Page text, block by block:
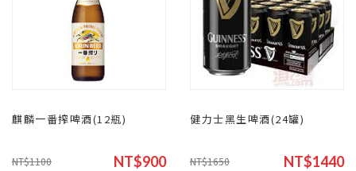
麒麟一番搾啤酒(12瓶)
NT$1100 NT$900
健力士黑生啤酒(24罐)
NT$1650 NT$1440